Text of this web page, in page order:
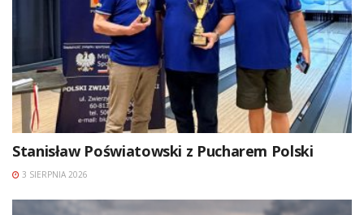
Stanisław Poświatowski z Pucharem Polski
3 SIERPNIA 2026